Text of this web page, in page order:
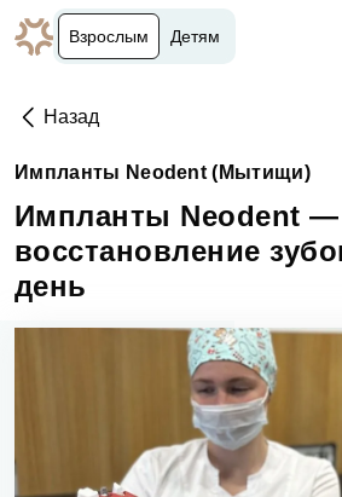
Взрослым Детям
Назад
Импланты Neodent —
восстановление
день
Импланты Neodent (Мытищи)